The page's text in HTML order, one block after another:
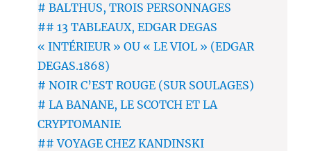
# BALTHUS, TROIS PERSONNAGES
## 13 TABLEAUX, EDGAR DEGAS
« INTÉRIEUR » OU « LE VIOL » (EDGAR
DEGAS.1868)
# NOIR C’EST ROUGE (SUR SOULAGES)
# LA BANANE, LE SCOTCH ET LA
CRYPTOMANIE
## VOYAGE CHEZ KANDINSKI